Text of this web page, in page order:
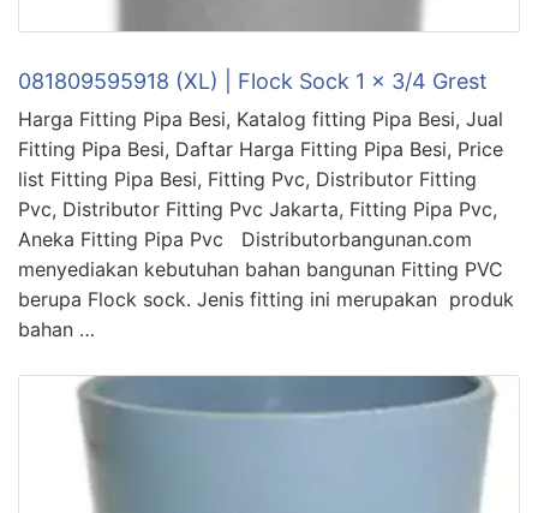
081809595918 (XL) | Flock Sock 1 x 3/4 Grest
Harga Fitting Pipa Besi, Katalog fitting Pipa Besi, Jual
Fitting Pipa Besi, Daftar Harga Fitting Pipa Besi, Price
list Fitting Pipa Besi, Fitting Pvc, Distributor Fitting
Pvc, Distributor Fitting Pvc Jakarta, Fitting Pipa Pvc,
Aneka Fitting Pipa Pvc Distributorbangunan.com
menyediakan kebutuhan bahan bangunan Fitting PVC
berupa Flock sock. Jenis fitting ini merupakan produk
bahan …